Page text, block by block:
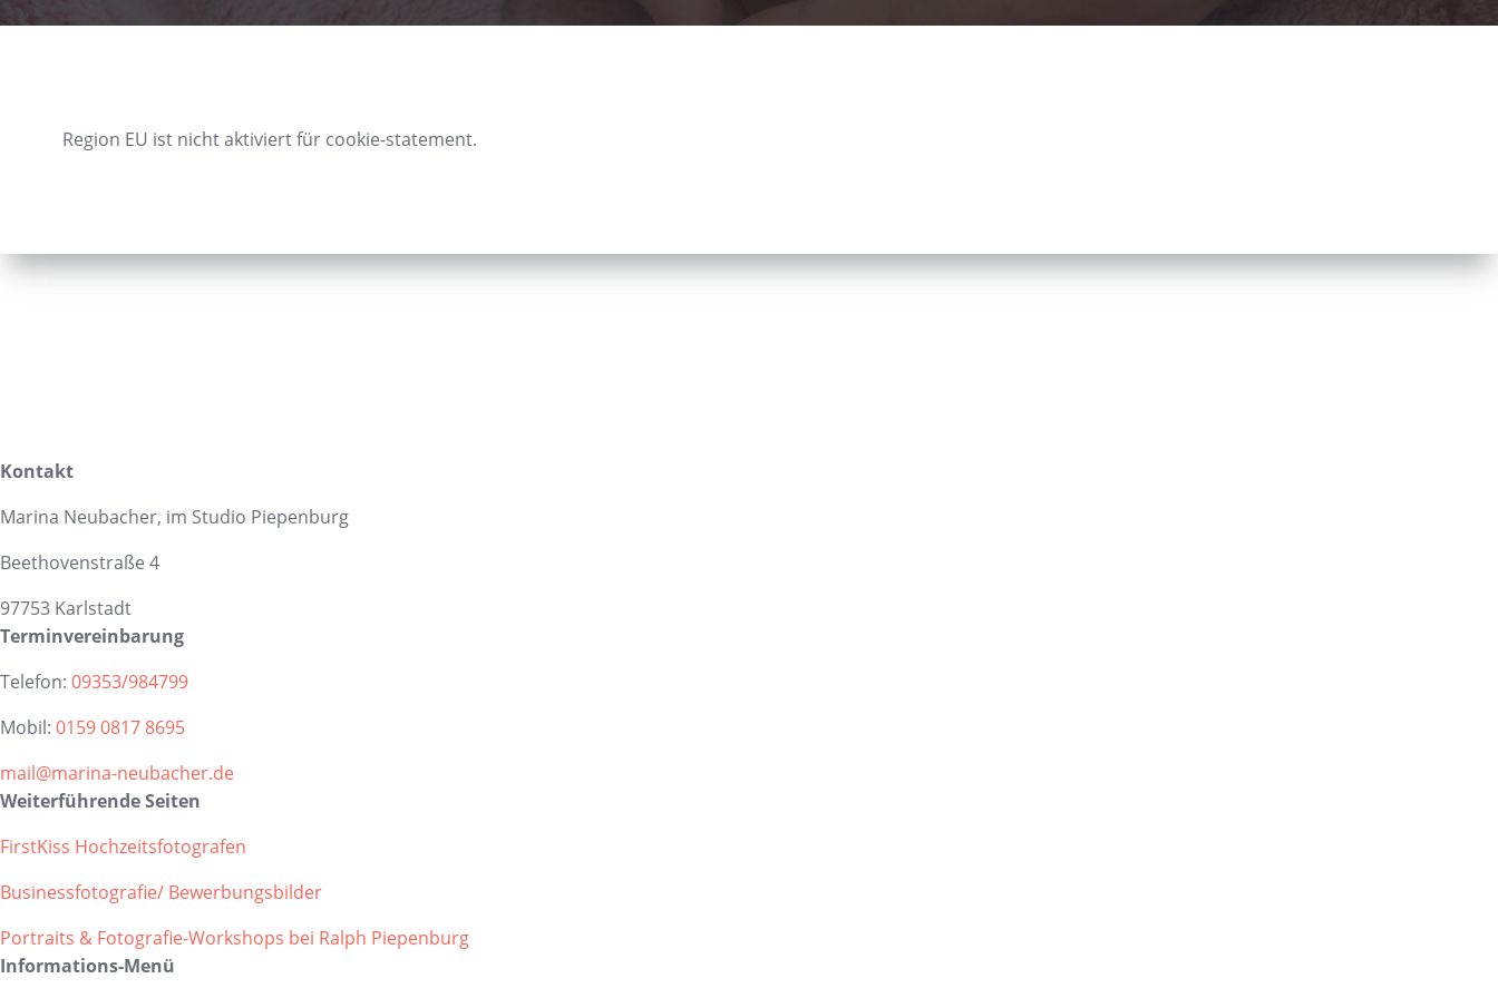
Region EU ist nicht aktiviert für cookie-statement.
Kontakt
Marina Neubacher, im Studio Piepenburg
Beethovenstraße 4
97753 Karlstadt
Terminvereinbarung
Telefon: 09353/984799
Mobil: 0159 0817 8695
mail@marina-neubacher.de
Weiterführende Seiten
FirstKiss Hochzeitsfotografen
Businessfotografie/ Bewerbungsbilder
Portraits & Fotografie-Workshops bei Ralph Piepenburg
Informations-Menü